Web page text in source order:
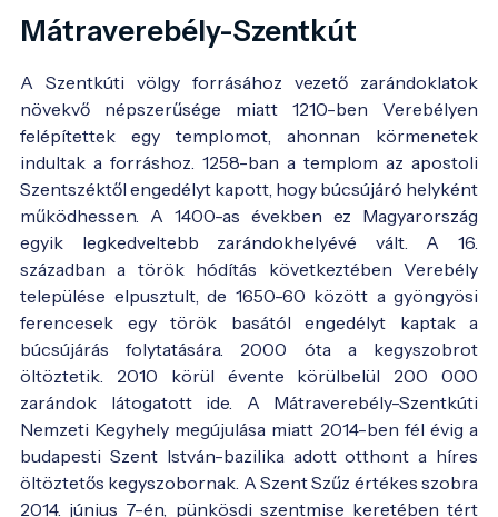
Mátraverebély-Szentkút
A Szentkúti völgy forrásához vezető zarándoklatok
növekvő népszerűsége miatt 1210-ben Verebélyen
felépítettek egy templomot, ahonnan körmenetek
indultak a forráshoz. 1258-ban a templom az apostoli
Szentszéktől engedélyt kapott, hogy búcsújáró helyként
működhessen. A 1400-as években ez Magyarország
egyik legkedveltebb zarándokhelyévé vált. A 16.
században a török hódítás következtében Verebély
települése elpusztult, de 1650-60 között a gyöngyösi
ferencesek egy török basától engedélyt kaptak a
búcsújárás folytatására. 2000 óta a kegyszobrot
öltöztetik. 2010 körül évente körülbelül 200 000
zarándok látogatott ide. A Mátraverebély-Szentkúti
Nemzeti Kegyhely megújulása miatt 2014-ben fél évig a
budapesti Szent István-bazilika adott otthont a híres
öltöztetős kegyszobornak. A Szent Szűz értékes szobra
2014. június 7-én, pünkösdi szentmise keretében tért